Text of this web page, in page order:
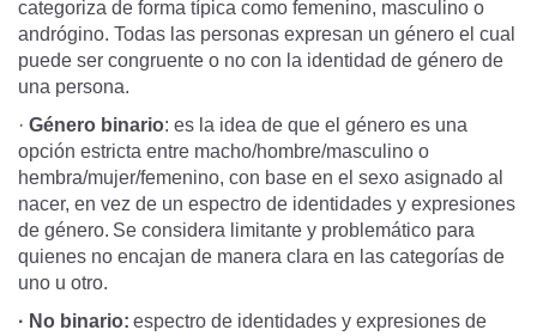
categoriza de forma típica como femenino, masculino o
andrógino. Todas las personas expresan un género el cual
puede ser congruente o no con la identidad de género de
una persona.
· Género binario: es la idea de que el género es una
opción estricta entre macho/hombre/masculino o
hembra/mujer/femenino, con base en el sexo asignado al
nacer, en vez de un espectro de identidades y expresiones
de género. Se considera limitante y problemático para
quienes no encajan de manera clara en las categorías de
uno u otro.
· No binario: espectro de identidades y expresiones de